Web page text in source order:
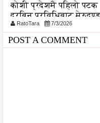
कोशी प्रदेशमै पहिलो पटक
दूरबिन प्रविधिबाट
सफल शल्यक्रिया
RatoTara 7/3/2026
POST A COMMENT